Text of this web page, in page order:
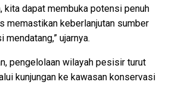
kita dapat membuka potensi penuh
memastikan keberlanjutan sumber
ujarnya.
pengelolaan wilayah pesisir turut
kunjungan ke kawasan konservasi